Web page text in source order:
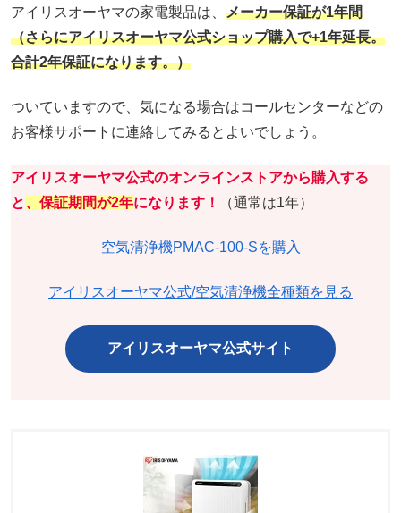
アイリスオーヤマの家電製品は、 メーカー保証が1年間
（さらにアイリスオーヤマ公式ショップ購入で+1年延長。
合計2年保証になります。）
ついていますので、気になる場合はコールセンターなどの
お客様サポートに連絡してみるとよいでしょう。
アイリスオーヤマ公式のオンラインストアから購入する
と、保証期間が2年になります！ （通常は1年）
空気清浄機PMAC-100-Sを購入
アイリスオーヤマ公式/空気清浄機全種類を見る
アイリスオーヤマ公式サイト